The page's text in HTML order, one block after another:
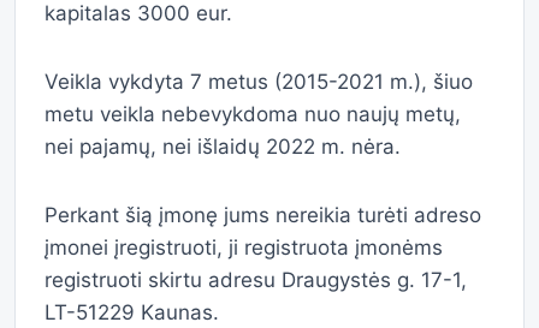
kapitalas 3000 eur.
Veikla vykdyta 7 metus (2015-2021 m.), šiuo
metu veikla nebevykdoma nuo naujų metų,
nei pajamų, nei išlaidų 2022 m. nėra.
Perkant šią įmonę jums nereikia turėti adreso
įmonei įregistruoti, ji registruota įmonėms
registruoti skirtu adresu Draugystės g. 17-1,
LT-51229 Kaunas.